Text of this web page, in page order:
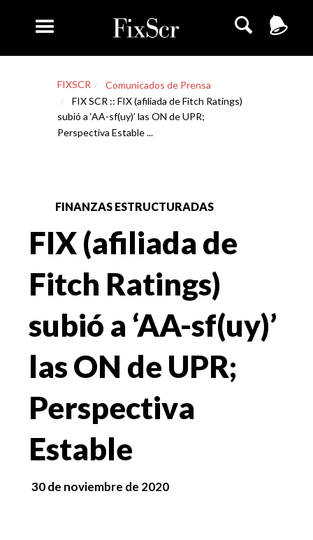
FIXSCR
Comunicados de Prensa
FIX SCR :: FIX (afiliada de Fitch Ratings)
subió a ‘AA-sf(uy)’ las ON de UPR;
Perspectiva Estable ...
FINANZAS ESTRUCTURADAS
FIX (afiliada de
Fitch Ratings)
subió a ‘AA-sf(uy)’
las ON de UPR;
Perspectiva
Estable
30 de noviembre de 2020